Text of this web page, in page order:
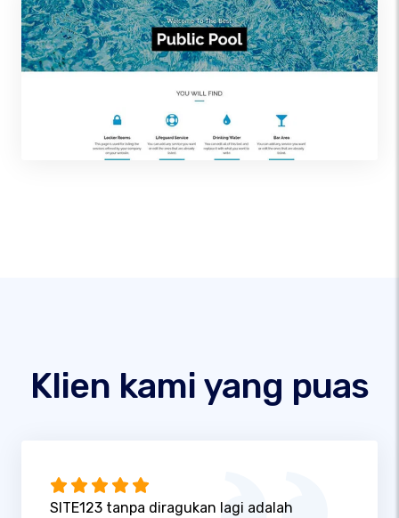
Klien kami yang puas
SITE123 tanpa diragukan lagi adalah